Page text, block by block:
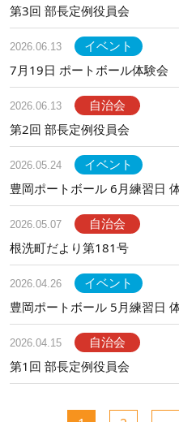
第3回 部長定例役員会
2026.06.13
イベント
7月19日 ポートボール体験会
2026.06.13
自治会
第2回 部長定例役員会
2026.05.24
イベント
豊岡ポートボール 6月練習日
2026.05.07
自治会
根洗町だより第181号
2026.04.26
イベント
豊岡ポートボール 5月練習日
2026.04.15
自治会
第1回 部長定例役員会